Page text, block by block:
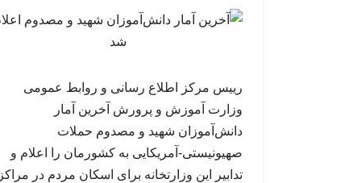
رییس مرکز اطلاع رسانی و روابط عمومی
وزارت آموزش و پرورش آخرین آمار
دانش‌آموزان شهید و مصدوم حملات
صهیونیستی-آمریکایی به کشورمان را اعلام و
تدابیر این وزارتخانه برای اسکان مردم در مراکز